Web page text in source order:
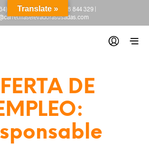
665 845 222-(+34) 918 844 329|
DE
Translate »